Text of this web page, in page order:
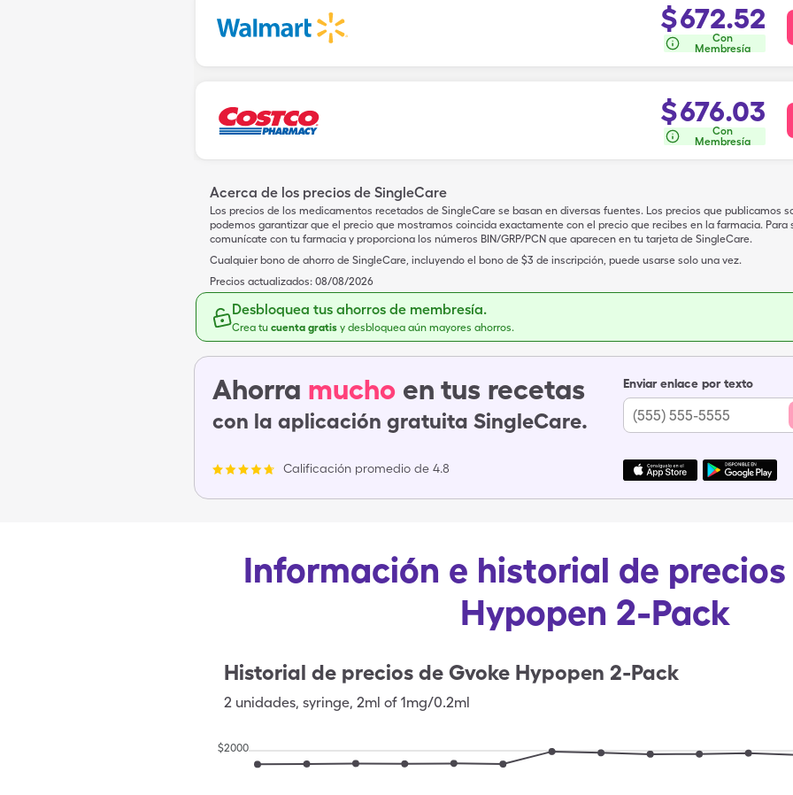
$672.52
Con
Membresía
$676.03
Con
Membresía
Acerca de los precios de SingleCare
Los precios de los medicamentos recetados de SingleCare se basan en diversas fuentes. Los precios que publicamos
podemos garantizar que el precio que mostramos coincida exactamente con el precio que recibes en la farmacia. Para
comunícate con tu farmacia y proporciona los números BIN/GRP/PCN que aparecen en tu tarjeta de SingleCare.
Cualquier bono de ahorro de SingleCare, incluyendo el bono de $3 de inscripción, puede usarse solo una vez.
Precios actualizados: 08/08/2026
Desbloquea tus ahorros de membresía.
Crea tu cuenta gratis y desbloquea aún mayores ahorros.
Ahorra mucho en tus recetas
con la aplicación gratuita SingleCare.
Calificación promedio de 4.8
Enviar enlace por texto
Información e historial de precios
Hypopen 2-Pack
Historial de precios de Gvoke Hypopen 2-Pack
2 unidades, syringe, 2ml of 1mg/0.2ml
$2000